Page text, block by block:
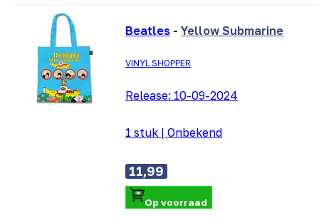
Beatles - Yellow Submarine
VINYL SHOPPER
Release: 10-09-2024
1 stuk | Onbekend
11,99
Op voorraad